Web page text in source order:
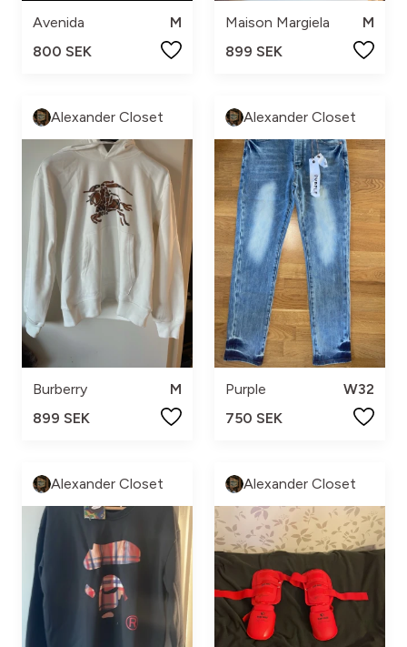
Avenida
M
800 SEK
Maison Margiela
M
899 SEK
Alexander Closet
Burberry
M
899 SEK
Alexander Closet
Purple
W32
750 SEK
Alexander Closet Alexander Closet